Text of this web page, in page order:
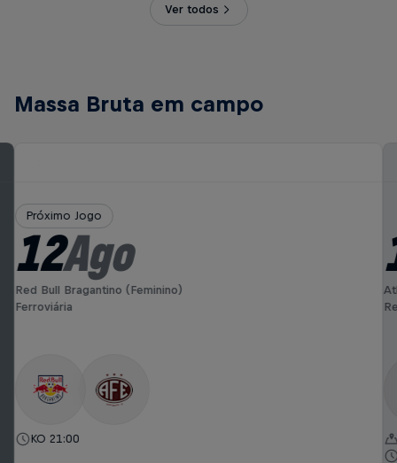
Ver todos
Massa Bruta em campo
Próximo Jogo
12Ago
Red Bull Bragantino (Feminino)
Ferroviária
KO 21:00